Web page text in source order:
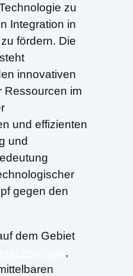
zu
Integration in
fördern. Die
innovativen
Ressourcen im
und effizienten
und
gegen den
dem Gebiet
,